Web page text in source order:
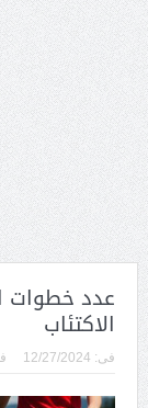
عدد خطوات
الاكتئاب
فى: 12/27/2024